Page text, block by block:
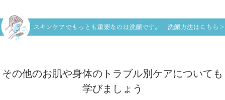
その他のお肌や身体のトラブル別ケアについても
学びましょう